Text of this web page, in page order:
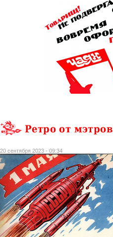
Ретро от мэтров
20 сентября 2023 - 09:34